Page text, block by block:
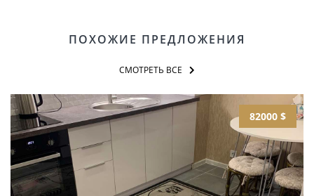
ПОХОЖИЕ ПРЕДЛОЖЕНИЯ
СМОТРЕТЬ ВСЕ
82000 $